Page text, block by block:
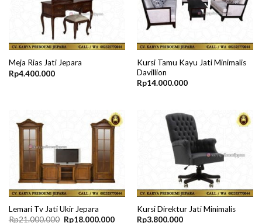
Meja Rias Jati Jepara
Rp4.400.000
Kursi Tamu Kayu Jati Minimalis
Davillion
Rp14.000.000
Lemari Tv Jati Ukir Jepara
Rp21.000.000 Original
Rp18.000.000Current
Kursi Direktur Jati Minimalis
Rp3.800.000